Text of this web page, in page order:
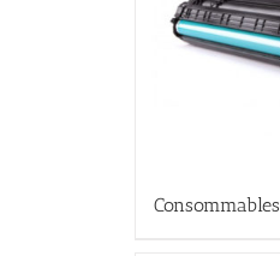
Consommables